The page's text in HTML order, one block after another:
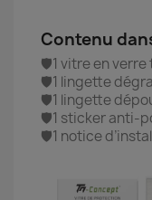
Contenu
🛡️1 vitre en verre
🛡️1 lingette
🛡️1 lingette
🛡️1 sticker anti-
🛡️1 notice